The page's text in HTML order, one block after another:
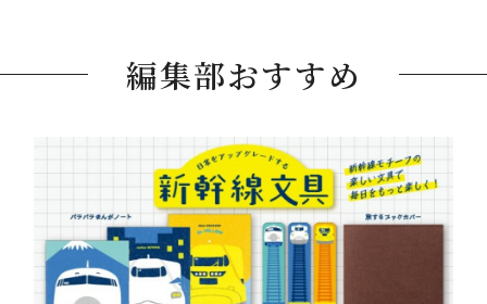
編集部おすすめ